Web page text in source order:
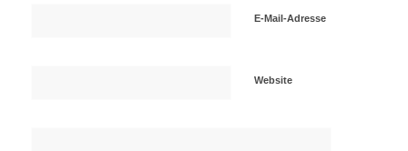
E-Mail-Adresse
Website